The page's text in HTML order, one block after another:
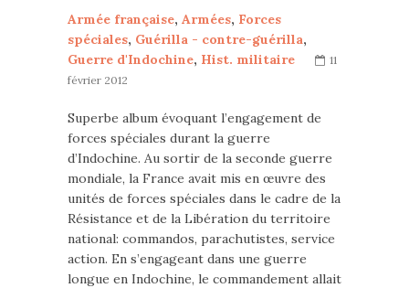
Armée française, Armées, Forces
spéciales, Guérilla - contre-guérilla,
Guerre d'Indochine, Hist. militaire
11
février 2012
Superbe album évoquant l’engagement de
forces spéciales durant la guerre
d’Indochine. Au sortir de la seconde guerre
mondiale, la France avait mis en œuvre des
unités de forces spéciales dans le cadre de la
Résistance et de la Libération du territoire
national: commandos, parachutistes, service
action. En s’engageant dans une guerre
longue en Indochine, le commandement allait